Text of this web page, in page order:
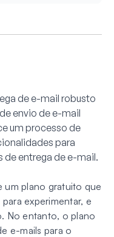
de e-mail robusto
envio de e-mail
um processo de
para
de entrega de e-mail.
um plano gratuito que
experimentar, e
No entanto, o plano
e-mails para o